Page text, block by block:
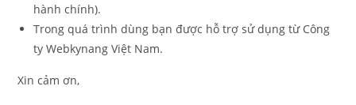
hành chính).
Trong quá trình dùng bạn được hỗ trợ sử dụng từ Công
ty Webkynang Việt Nam.
Xin cảm ơn,